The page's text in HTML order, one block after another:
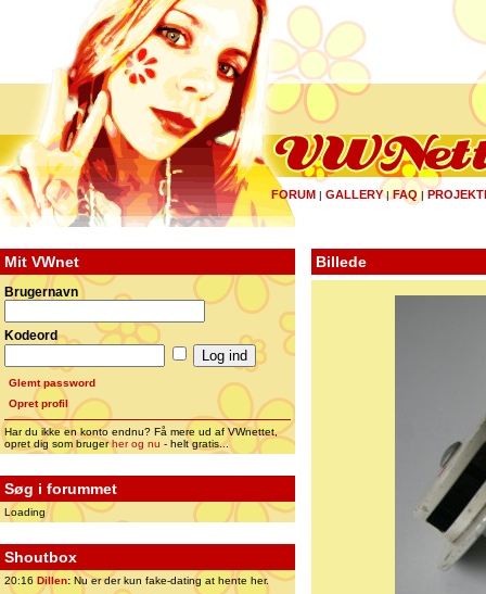
FORUM | GALLERY|FAQ |
Mit VWnet
Brugernavn
Kodeord
Glemt password
Opret profil
Har du ikke en konto endnu? Få mere ud af VWnettet,
opret dig som brugerher og nu - helt gratis...
Søg i forummet
Loading
Shoutbox
20:16 Dillen: Nu er der kun fake-dating at hente her.
Billede